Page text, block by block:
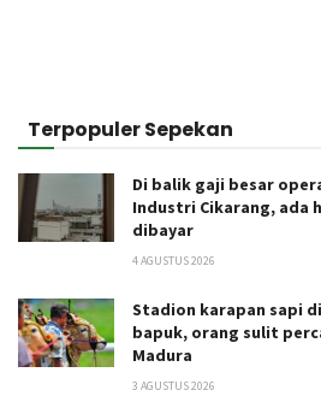
Terpopuler Sepekan
Di balik gaji besar
Industri Cikarang, ada
dibayar
4 AGUSTUS 2026
Stadion karapan sapi
bapuk, orang sulit
Madura
3 AGUSTUS 2026